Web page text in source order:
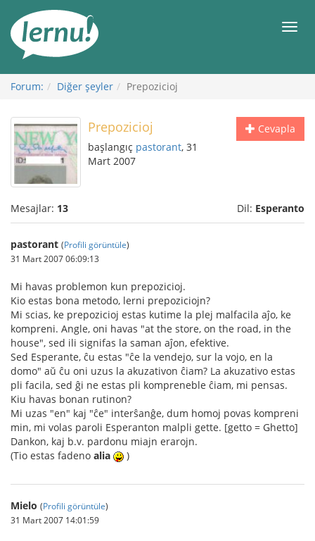
Görüntüleme
Forum: Diğer şeyler Prepozicioj
Cevapla
Prepozicioj
başlangıç pastorant, 31
Mart 2007
Mesajlar: 13 Dil: Esperanto
pastorant (Profili görüntüle)
31 Mart 2007 06:09:13
Mi havas problemon kun prepozicioj.
Kio estas bona metodo, lerni prepoziciojn?
Mi scias, ke prepozicioj estas kutime la plej malfacila aĵo, ke
kompreni. Angle, oni havas "at the store, on the road, in the
house", sed ili signifas la saman aĵon, efektive.
Sed Esperante, ĉu estas "ĉe la vendejo, sur la vojo, en la
domo" aŭ ĉu oni uzus la akuzativon ĉiam? La akuzativo estas
pli facila, sed ĝi ne estas pli kompreneble ĉiam, mi pensas.
Kiu havas bonan rutinon?
Mi uzas "en" kaj "ĉe" interŝanĝe, dum homoj povas kompreni
min, mi volas paroli Esperanton malpli gette. [getto = Ghetto]
Dankon, kaj b.v. pardonu miajn erarojn.
(Tio estas fadeno alia )
Mielo (Profili görüntüle)
31 Mart 2007 14:01:59